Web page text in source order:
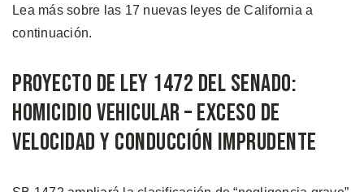
Lea más sobre las 17 nuevas leyes de California a
continuación.
Proyecto de Ley 1472 del Senado:
Homicidio vehicular – Exceso de
Velocidad y Conducción Imprudente